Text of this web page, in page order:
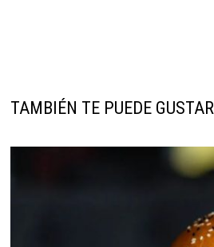
TAMBIÉN TE PUEDE GUSTAR